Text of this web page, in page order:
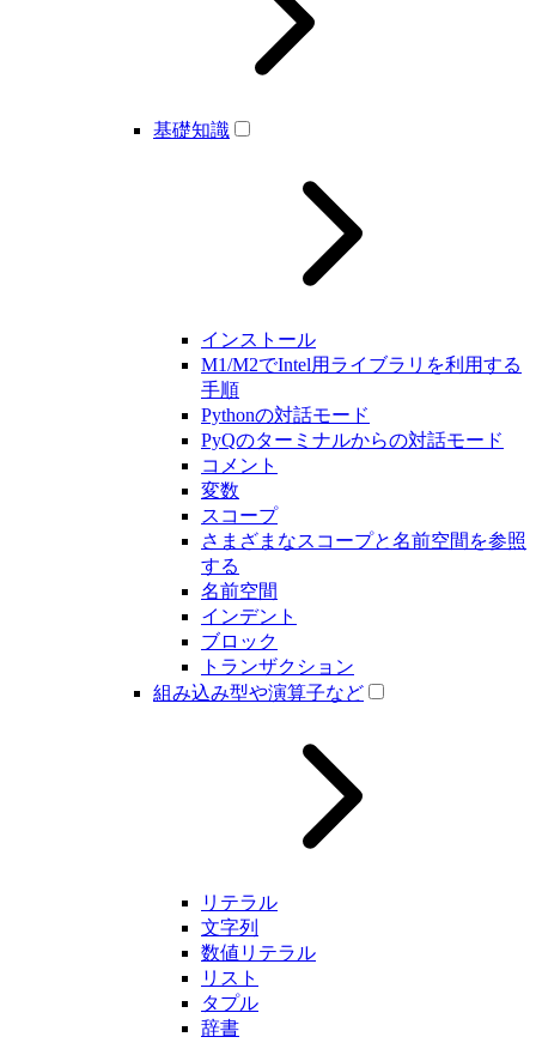
基礎知識
インストール
M1/M2でIntel用ライブラリを利用する
手順
Pythonの対話モード
PyQのターミナルからの対話モード
コメント
変数
スコープ
さまざまなスコープと名前空間を参照
する
名前空間
インデント
ブロック
トランザクション
組み込み型や演算子など
リテラル
文字列
数値リテラル
リスト
タプル
辞書